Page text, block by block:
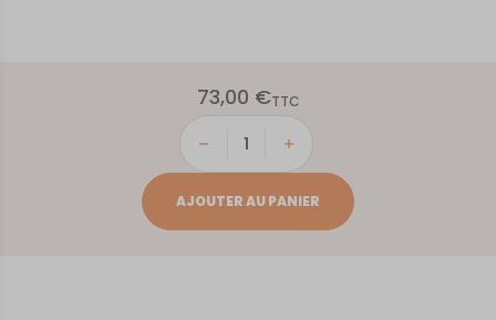
73,00 €TTC
quantité
BONIFACIO
AJOUTER AU PANIER